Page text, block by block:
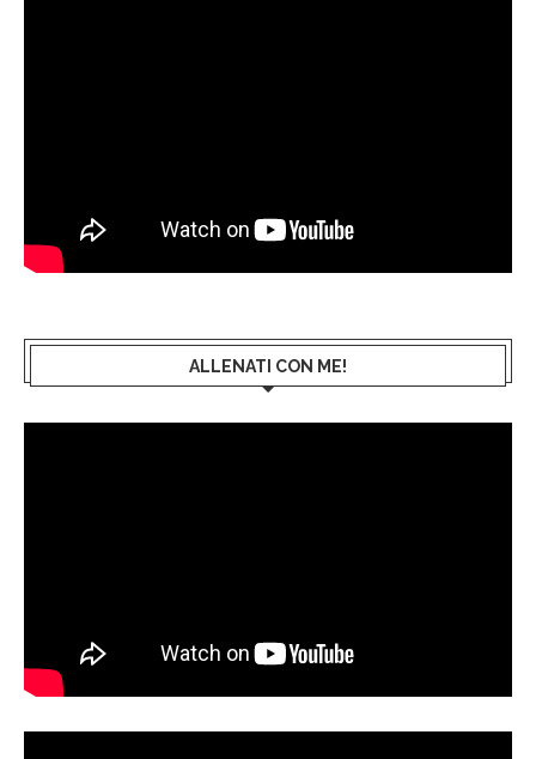
ALLENATI CON ME!